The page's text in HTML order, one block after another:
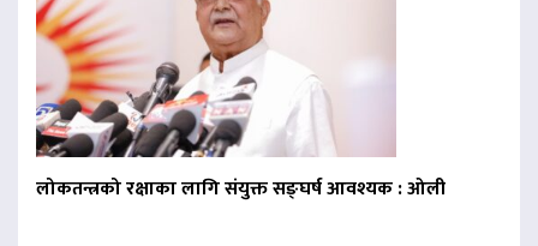
लोकतन्त्रको रक्षाका लागि संयुक्त सङ्घर्ष आवश्यक : ओली